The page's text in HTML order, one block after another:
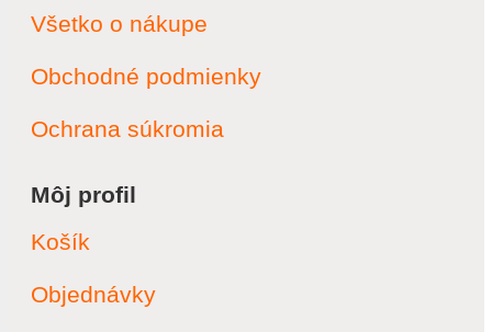
Všetko o nákupe
Obchodné podmienky
Ochrana súkromia
Môj profil
Košík
Objednávky